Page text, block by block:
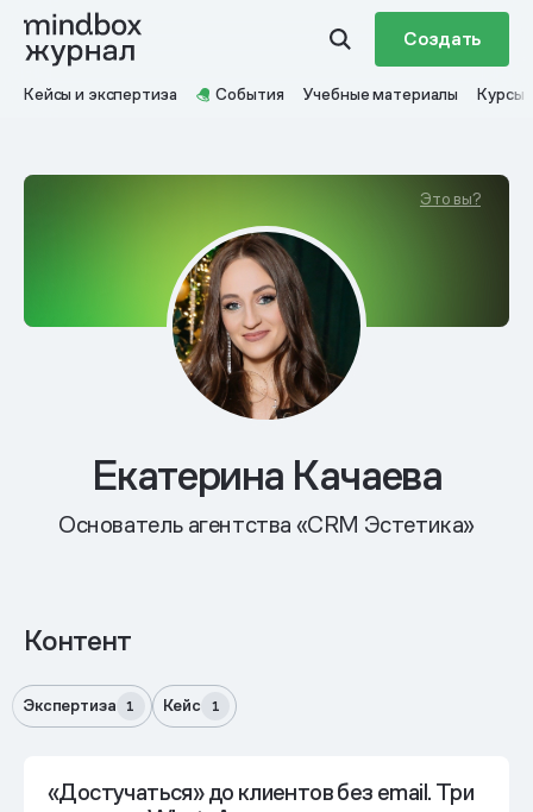
Создать
Кейсы и экспертиза События Учебные материалы Курсы
Это вы?
Екатерина Качаева
Основатель агентства «CRM Эстетика»
Контент
Экспертиза 1 Кейс 1
«Достучаться» до клиентов без email. Три